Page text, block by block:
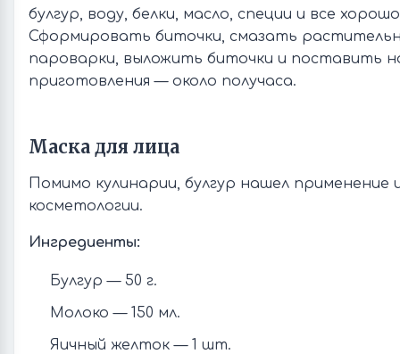
булгур, воду, белки, масло, специи и все
Сформировать биточки, смазать
пароварки, выложить биточки и поставить
приготовления — около получаса.
Маска для лица
Помимо кулинарии, булгур нашел применение
косметологии.
Ингредиенты:
Булгур — 50 г.
Молоко — 150 мл.
Яичный желток — 1 шт.